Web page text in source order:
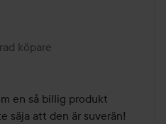
7 år
köpare
en så billig produkt
säja att den är suverän!